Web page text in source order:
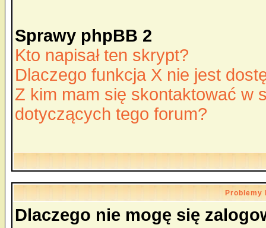
Sprawy phpBB 2
Kto napisał ten skrypt?
Dlaczego funkcja X nie jest
Z kim mam się skontaktować w
dotyczących tego forum?
Problemy
Dlaczego nie mogę się